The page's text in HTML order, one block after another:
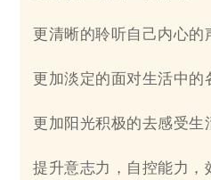
更清晰的聆听自己内心的
更加淡定的面对生活中的
更加阳光积极的去感受生
提升意志力，自控能力，